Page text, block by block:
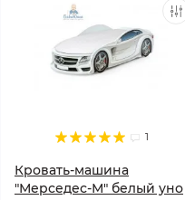
1
Кровать-машина
"Мерседес-М" белый уно